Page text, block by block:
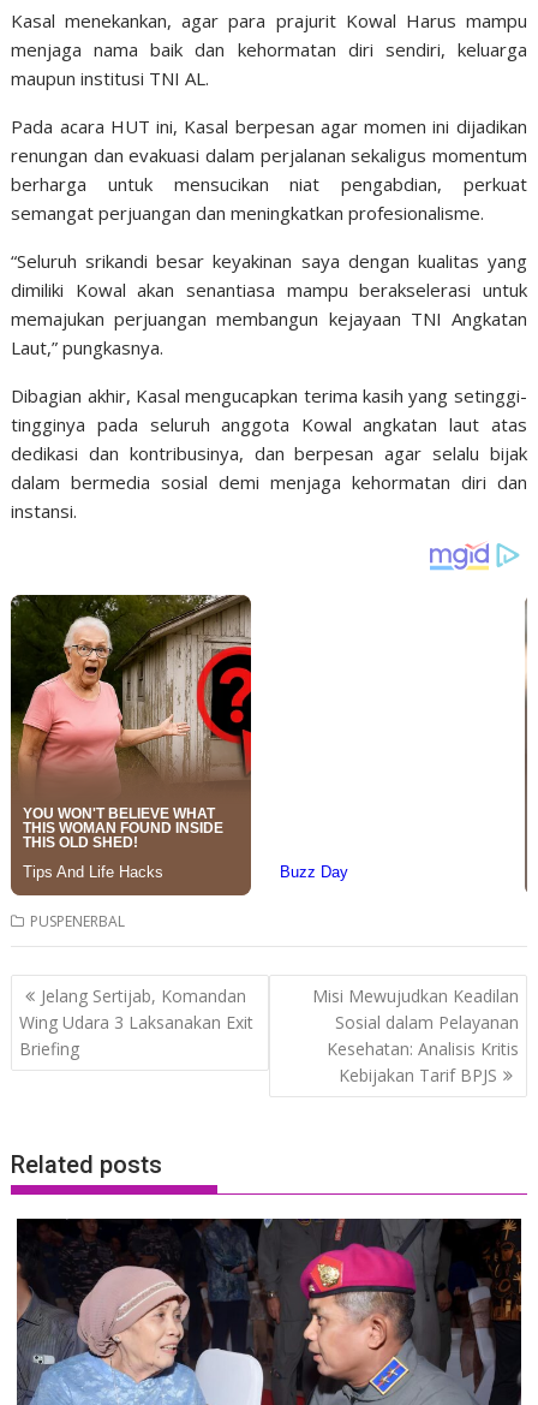
Kasal menekankan, agar para prajurit Kowal Harus mampu
menjaga nama baik dan kehormatan diri sendiri, keluarga
maupun institusi TNI AL.
Pada acara HUT ini, Kasal berpesan agar momen ini dijadikan
renungan dan evakuasi dalam perjalanan sekaligus momentum
berharga untuk mensucikan niat pengabdian, perkuat
semangat perjuangan dan meningkatkan profesionalisme.
“Seluruh srikandi besar keyakinan saya dengan kualitas yang
dimiliki Kowal akan senantiasa mampu berakselerasi untuk
memajukan perjuangan membangun kejayaan TNI Angkatan
Laut,” pungkasnya.
Dibagian akhir, Kasal mengucapkan terima kasih yang setinggi-
tingginya pada seluruh anggota Kowal angkatan laut atas
dedikasi dan kontribusinya, dan berpesan agar selalu bijak
dalam bermedia sosial demi menjaga kehormatan diri dan
instansi.
PUSPENERBAL
Post
navigation
Jelang Sertijab, Komandan
Wing Udara 3 Laksanakan Exit
Briefing
Misi Mewujudkan Keadilan
Sosial dalam Pelayanan
Kesehatan: Analisis Kritis
Kebijakan Tarif BPJS
Related posts